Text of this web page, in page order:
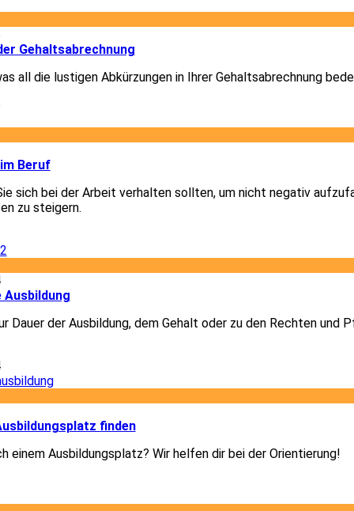
Gehaltsabrechnung
all die lustigen Abkürzungen in Ihrer Gehaltsabrechnung
Beruf
sich bei der Arbeit verhalten sollten, um nicht negativ
zu steigern.
Ausbildung
Dauer der Ausbildung, dem Gehalt oder zu den Rechten und
finden
einem Ausbildungsplatz? Wir helfen dir bei der Orientierung!